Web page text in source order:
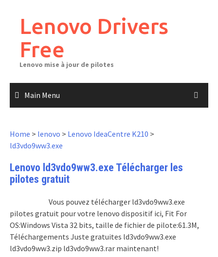
contentLenovo Drivers
Free
Lenovo mise à jour de pilotes
Main Menu
Home > lenovo > Lenovo IdeaCentre K210 >
ld3vdo9ww3.exe
Lenovo ld3vdo9ww3.exe Télécharger les
pilotes gratuit
Vous pouvez télécharger ld3vdo9ww3.exe
pilotes gratuit pour votre lenovo dispositif ici, Fit For
OS:Windows Vista 32 bits, taille de fichier de pilote:61.3M,
Téléchargements Juste gratuites ld3vdo9ww3.exe
ld3vdo9ww3.zip ld3vdo9ww3.rar maintenant!